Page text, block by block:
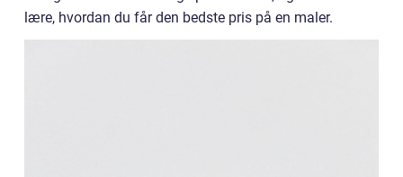
lære, hvordan du får den bedste pris på en maler.